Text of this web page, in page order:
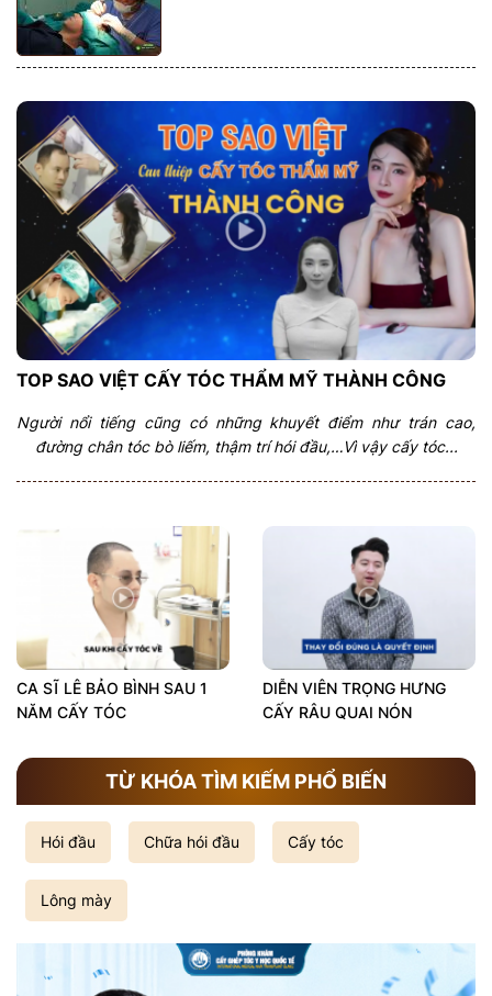
TOP SAO VIỆT CẤY TÓC THẨM MỸ THÀNH CÔNG
Người nổi tiếng cũng có những khuyết điểm như trán cao,
đường chân tóc bò liếm, thậm trí hói đầu,…Vì vậy cấy tóc...
CA SĨ LÊ BẢO BÌNH SAU 1
NĂM CẤY TÓC
DIỄN VIÊN TRỌNG HƯNG
CẤY RÂU QUAI NÓN
TỪ KHÓA TÌM KIẾM PHỔ BIẾN
Hói đầu Chữa hói đầu Cấy tóc
Lông mày